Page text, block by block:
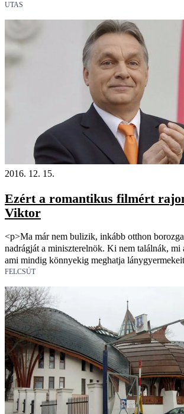
UTAS
2016. 12. 15.
Ezért a romantikus filmért
Viktor
<p>Ma már nem bulizik, inkább otthon
nadrágját a miniszterelnök. Ki nem találnák, mi
ami mindig könnyekig meghatja
FELCSÚT